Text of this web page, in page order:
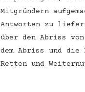
Mitgründern
Antworten zu
über den Abriss
dem Abriss und die
Retten und